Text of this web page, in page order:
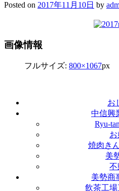
Posted on 2017年11月10日 by
画像情報
フルサイズ: 800×1067px
お
中信興
Ryu-
焼肉き
美
不
美勢商
飲茶工